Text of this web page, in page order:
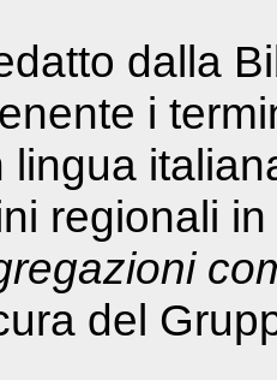
dalla
i
lingua
regionali
del